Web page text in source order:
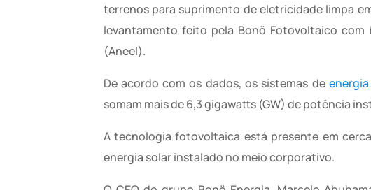
terrenos para suprimento de eletricidade limpa
levantamento feito pela Bonö Fotovoltaico com
(Aneel).
De acordo com os dados, os sistemas de
somam mais de 6,3 gigawatts (GW) de potência
A tecnologia fotovoltaica está presente em
energia solar instalado no meio corporativo.